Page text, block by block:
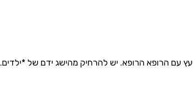
עם הרופא הרופא. יש להרחיק מהישג ידם של *ילדים.